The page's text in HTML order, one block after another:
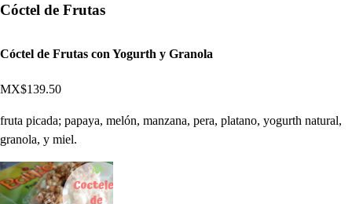
Cóctel de Frutas
Cóctel de Frutas con Yogurth y Granola
MX$139.50
fruta picada; papaya, melón, manzana, pera, platano, yogurth natural,
granola, y miel.